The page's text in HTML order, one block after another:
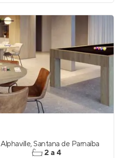
Alphaville,Santana de Parnaíba
2 a 4